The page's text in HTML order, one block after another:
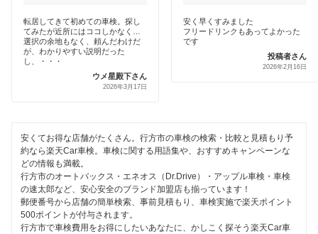
かすみがうら市
神栖市
久慈郡
古河市
桜川市
土日祝OK
代車あり
ハイブリッド車OK
EV車OK
120分以内の車検
1日車検
アクセル車検
エネフリ車検
閉じる
転居してきて初めての車検。探し
てみたが近所にはココしかなく…
選択の余地もなく、頼んだわけだ
が、わかりやすい説明だった
し、・・・
ウメ星殿下さん
2026年3月17日
安く早くすみました
フリードリンクもあってよかった
です
投稿者さん
2026年2月16日
安くてお得な店舗がたくさん。行方市の車検の検索・比較と見積もり予
約なら楽天Car車検。車検に関する用語集や、おすすめキャンペーンな
どの情報も満載。
行方市のオートバックス・エネオス（Dr.Drive）・アップル車検・車検
の速太郎など、安心安全のブランド加盟店も揃っています！
郵便番号から店舗の簡単検索、事前見積もり、車検実施で楽天ポイント
500ポイントが付与されます。
行方市で車検費用をお得にしたいあなたに、かしこく探そう楽天Car車